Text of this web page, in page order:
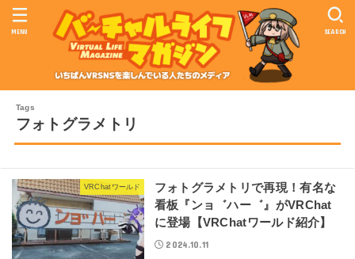
SEARCH
MENU
フォトグラメトリ
VRChatワールド
フォトグラメトリで再現！有名な
看板『ンョ゛ハー゛』がVRChat
に登場【VRChatワールド紹介】
2024.10.11